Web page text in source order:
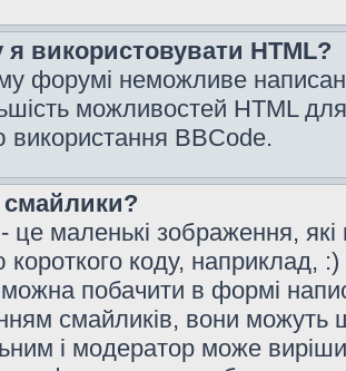
використовувати HTML?
форумі неможливе
можливостей HTML
використання BBCode.
маленькі зображення, які
коду, наприклад,
можна побачити в формі
смайликів, вони
і модератор може